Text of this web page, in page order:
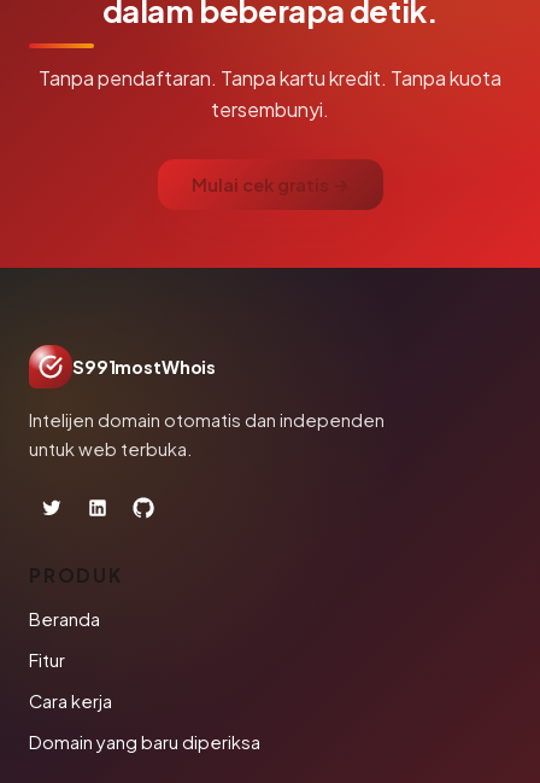
dalam beberapa detik.
Tanpa pendaftaran. Tanpa kartu kredit. Tanpa kuota
tersembunyi.
Mulai cek gratis →
S991mostWhois
Intelijen domain otomatis dan independen
untuk web terbuka.
PRODUK
Beranda
Fitur
Cara kerja
Domain yang baru diperiksa